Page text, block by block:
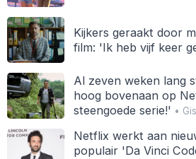
Kijkers geraakt door
film: 'Ik heb vijf keer
Al zeven weken lang
hoog bovenaan op
steengoede serie!' •
Netflix werkt aan
populair 'Da Vinci